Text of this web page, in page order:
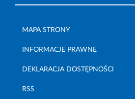
MAPA STRONY
INFORMACJE PRAWNE
DEKLARACJA DOSTĘPNOŚCI
RSS